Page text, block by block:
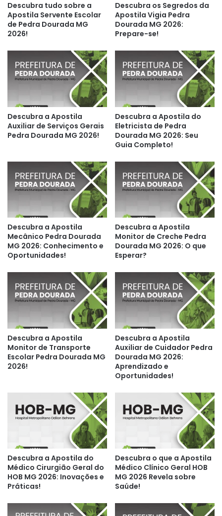
Descubra tudo sobre a
Apostila Servente Escolar
de Pedra Dourada MG
2026!
Descubra os Segredos da
Apostila Vigia Pedra
Dourada MG 2026:
Prepare-se!
Descubra a Apostila
Auxiliar de Serviços Gerais
Pedra Dourada MG 2026!
Descubra a Apostila do
Eletricista de Pedra
Dourada MG 2026: Seu
Guia Completo!
Descubra a Apostila
Mecânico Pedra Dourada
MG 2026: Conhecimento e
Oportunidades!
Descubra a Apostila
Monitor de Creche Pedra
Dourada MG 2026: O que
Esperar?
Descubra a Apostila
Monitor de Transporte
Escolar Pedra Dourada MG
2026!
Descubra a Apostila
Auxiliar de Cuidador Pedra
Dourada MG 2026:
Aprendizado e
Oportunidades!
Descubra a Apostila do
Médico Cirurgião Geral do
HOB MG 2026: Inovações e
Práticas!
Descubra o que a Apostila
Médico Clínico Geral HOB
MG 2026 Revela sobre
Saúde!